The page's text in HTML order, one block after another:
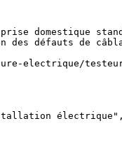
domestique
défauts de
electrique/